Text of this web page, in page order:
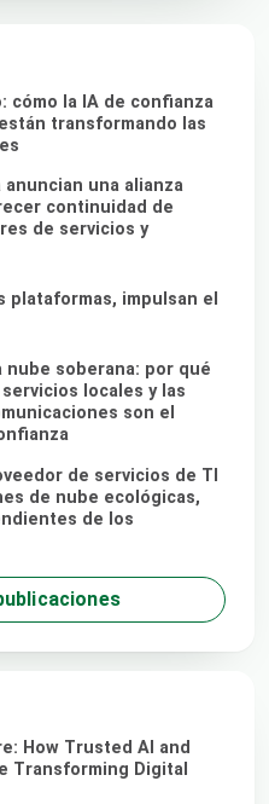
cómo la IA de confianza
transformando las
anuncian una alianza
continuidad de
de servicios y
plataformas, impulsan el
nube soberana: por qué
locales y las
son el
de servicios de TI
de nube ecológicas,
de los
How Trusted AI and
Transforming Digital